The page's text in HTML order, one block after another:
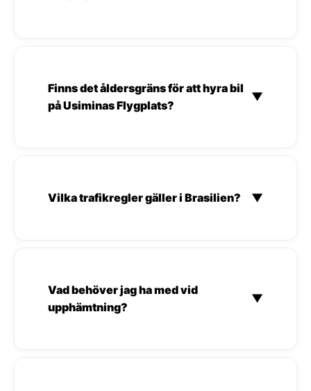
Finns det åldersgräns för att hyra bil
på Usiminas Flygplats?
▼
Vilka trafikregler gäller i Brasilien? ▼
Vad behöver jag ha med vid
upphämtning?
▼